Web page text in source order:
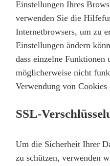
Einstellungen Ihres
verwenden Sie die
Internetbrowsers, um zu
Einstellungen ändern
dass einzelne Funktionen
möglicherweise nicht
Verwendung von
SSL-
Um die Sicherheit Ihrer
zu schützen, verwenden